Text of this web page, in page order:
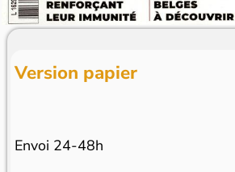
Version papier
Envoi 24-48h